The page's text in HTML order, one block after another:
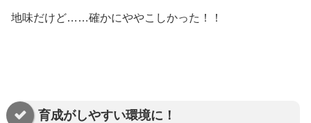
地味だけど……確かにややこしかった！！
育成がしやすい環境に！